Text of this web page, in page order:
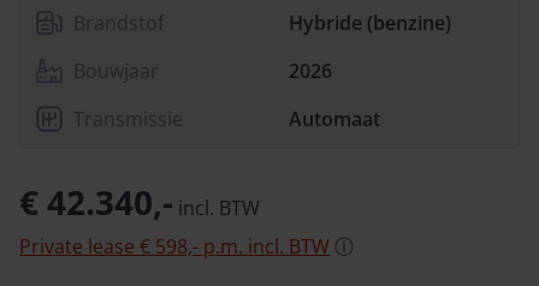
Brandstof
Hybride (benzine)
Bouwjaar
2026
Transmissie
Automaat
€ 42.340,- incl. BTW
Private lease € 598,- p.m. incl. BTWⓘ